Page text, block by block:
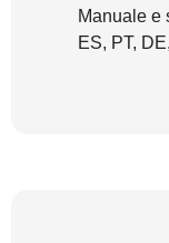
Manuale e
ES, PT,